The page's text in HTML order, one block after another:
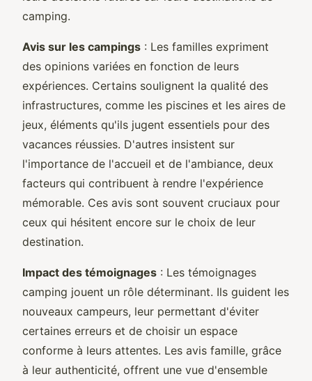
camping.
Avis sur les campings : Les familles expriment
des opinions variées en fonction de leurs
expériences. Certains soulignent la qualité des
infrastructures, comme les piscines et les aires de
jeux, éléments qu'ils jugent essentiels pour des
vacances réussies. D'autres insistent sur
l'importance de l'accueil et de l'ambiance, deux
facteurs qui contribuent à rendre l'expérience
mémorable. Ces avis sont souvent cruciaux pour
ceux qui hésitent encore sur le choix de leur
destination.
Impact des témoignages : Les témoignages
camping jouent un rôle déterminant. Ils guident les
nouveaux campeurs, leur permettant d'éviter
certaines erreurs et de choisir un espace
conforme à leurs attentes. Les avis famille, grâce
à leur authenticité, offrent une vue d'ensemble